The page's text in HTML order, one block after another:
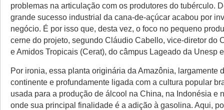
problemas na articulação com os produtores do tubérculo.
grande sucesso industrial da cana-de-açúcar acabou por
negócio. É por isso que, desta vez, o foco no pequeno
cerne do projeto, segundo Cláudio Cabello, vice-diretor do
e Amidos Tropicais (Cerat), do câmpus Lageado da Unesp
Por ironia, essa planta originária da Amazônia, largamente
continente e profundamente ligada com a cultura popular
usada para a produção de álcool na China, na Indonésia e
onde sua principal finalidade é a adição à gasolina. Aqui,